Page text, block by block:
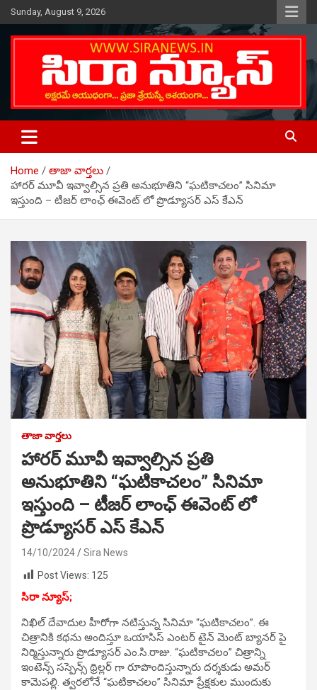
Skip
to
content
Sunday, August 9, 2026
SIRA NEWS
Telugu Online News Daily
Home
తాజా వార్తలు
హారర్ మూవీ ఇవ్వాల్సిన ప్రతి అనుభూతిని “ఘటికాచలం” సినిమా
ఇస్తుంది – టీజర్ లాంఛ్ ఈవెంట్ లో ప్రొడ్యూసర్ ఎస్ కేఎన్
తాజా వార్తలు
హారర్ మూవీ ఇవ్వాల్సిన ప్రతి
అనుభూతిని “ఘటికాచలం” సినిమా
ఇస్తుంది – టీజర్ లాంఛ్ ఈవెంట్ లో
ప్రొడ్యూసర్ ఎస్ కేఎన్
14/10/2024
Sira News
Post Views: 125
సిరా న్యూస్;
నిఖిల్ దేవాదుల హీరోగా నటిస్తున్న సినిమా “ఘటికాచలం”. ఈ
చిత్రానికి కథను అందిస్తూ ఒయాసిస్ ఎంటర్ టైన్ మెంట్ బ్యానర్ పై
నిర్మిస్తున్నారు ప్రొడ్యూసర్ ఎం.సి.రాజు. “ఘటికాచలం” చిత్రాన్ని
ఇంటెన్స్ సస్పెన్స్ థ్రిల్లర్ గా రూపొందిస్తున్నారు దర్శకుడు అమర్
కామెపల్లి. త్వరలోనే “ఘటికాచలం” సినిమా ప్రేక్షకుల ముందుకు